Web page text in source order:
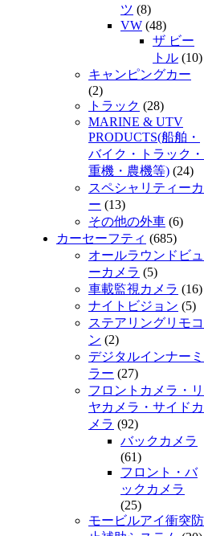
ツ (8)
VW (48)
ザ ビー
トル (10)
キャンピングカー
(2)
トラック (28)
MARINE & UTV
PRODUCTS(船舶・
バイク・トラック・
重機・農機等) (24)
スペシャリティーカ
ー (13)
その他の外車 (6)
カーセーフティ (685)
オールラウンドビュ
ーカメラ (5)
車載監視カメラ (16)
ナイトビジョン (5)
ステアリングリモコ
ン (2)
デジタルインナーミ
ラー (27)
フロントカメラ・リ
ヤカメラ・サイドカ
メラ (92)
バックカメラ
(61)
フロント・バ
ックカメラ
(25)
モービルアイ衝突防